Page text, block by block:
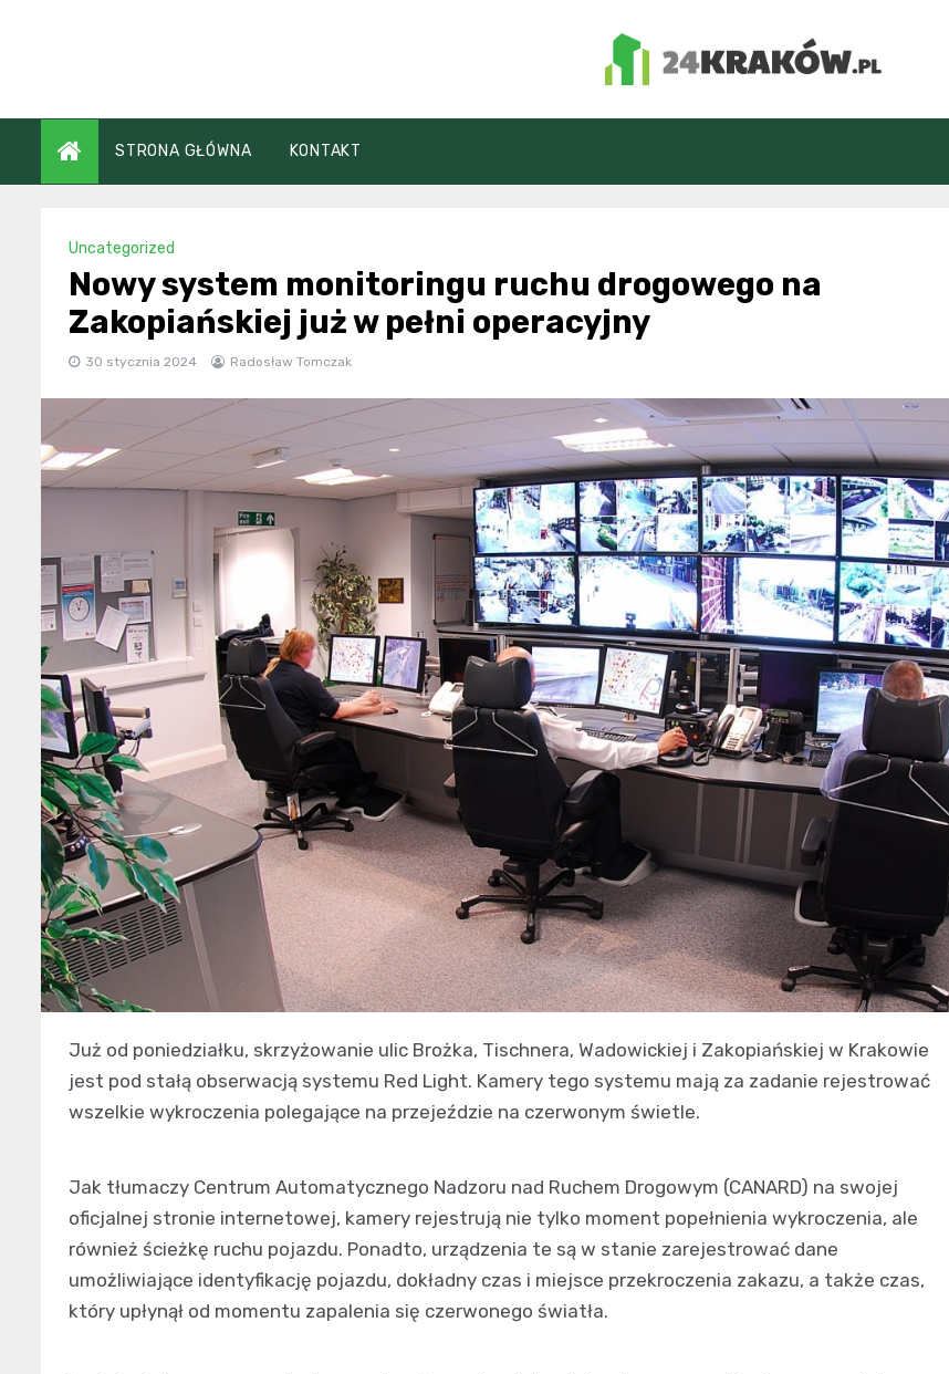
24Kraków.pl
STRONA GŁÓWNA KONTAKT
Uncategorized
Nowy system monitoringu ruchu drogowego na
Zakopiańskiej już w pełni operacyjny
30 stycznia 2024 Radosław Tomczak
Już od poniedziałku, skrzyżowanie ulic Brożka, Tischnera, Wadowickiej i Zakopiańskiej w Krakowie
jest pod stałą obserwacją systemu Red Light. Kamery tego systemu mają za zadanie rejestrować
wszelkie wykroczenia polegające na przejeździe na czerwonym świetle.
Jak tłumaczy Centrum Automatycznego Nadzoru nad Ruchem Drogowym (CANARD) na swojej
oficjalnej stronie internetowej, kamery rejestrują nie tylko moment popełnienia wykroczenia, ale
również ścieżkę ruchu pojazdu. Ponadto, urządzenia te są w stanie zarejestrować dane
umożliwiające identyfikację pojazdu, dokładny czas i miejsce przekroczenia zakazu, a także czas,
który upłynął od momentu zapalenia się czerwonego światła.